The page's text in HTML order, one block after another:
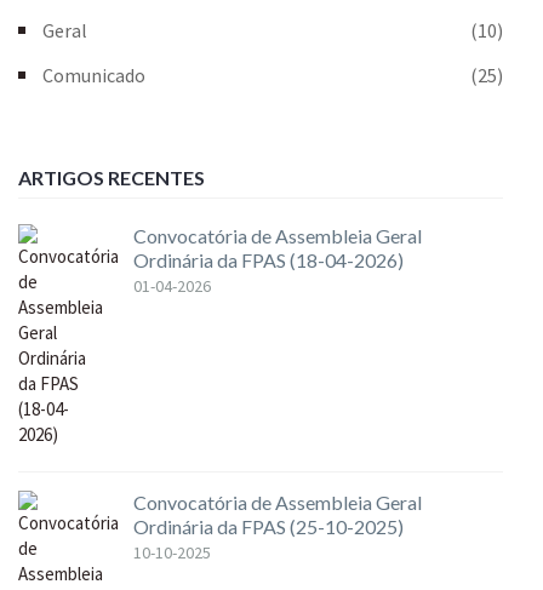
Geral
(10)
Comunicado
(25)
ARTIGOS RECENTES
Convocatória de Assembleia Geral
Ordinária da FPAS (18-04-2026)
01-04-2026
Convocatória de Assembleia Geral
Ordinária da FPAS (25-10-2025)
10-10-2025